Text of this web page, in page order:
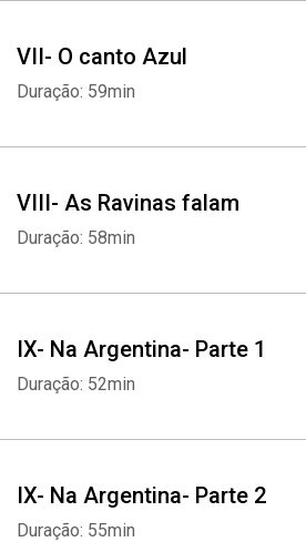
VII- O canto Azul
Duração: 59min
VIII- As Ravinas falam
Duração: 58min
IX- Na Argentina- Parte 1
Duração: 52min
IX- Na Argentina- Parte 2
Duração: 55min